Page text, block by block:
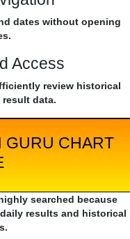
dates without opening
Access
review historical
data.
GURU CHART
searched because
results and historical